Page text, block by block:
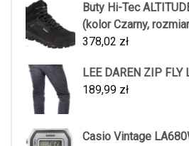
Buty Hi-Tec
(kolor Czarny,
378,02 zł
LEE DAREN ZIP FLY
189,99 zł
Casio Vintage